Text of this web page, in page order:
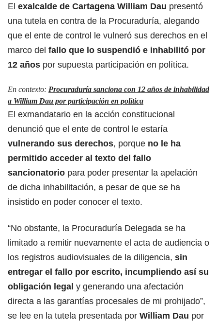
El exalcalde de Cartagena William Dau presentó
una tutela en contra de la Procuraduría, alegando
que el ente de control le vulneró sus derechos en el
marco del fallo que lo suspendió e inhabilitó por
12 años por supuesta participación en política.
En contexto: Procuraduría sanciona con 12 años de inhabilidad
a William Dau por participación en política
El exmandatario en la acción constitucional
denunció que el ente de control le estaría
vulnerando sus derechos, porque no le ha
permitido acceder al texto del fallo
sancionatorio para poder presentar la apelación
de dicha inhabilitación, a pesar de que se ha
insistido en poder conocer el texto.
“No obstante, la Procuraduría Delegada se ha
limitado a remitir nuevamente el acta de audiencia o
los registros audiovisuales de la diligencia, sin
entregar el fallo por escrito, incumpliendo así su
obligación legal y generando una afectación
directa a las garantías procesales de mi prohijado”,
se lee en la tutela presentada por William Dau por